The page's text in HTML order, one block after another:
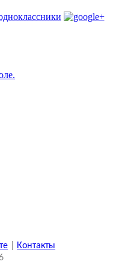
Контакты